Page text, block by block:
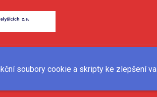
soubory cookie a skripty ke zlepšení